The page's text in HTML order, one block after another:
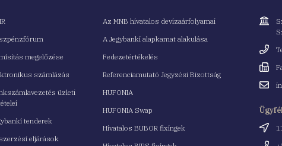
megelőzése
számlázás
üzleti
tenderek
eljárások
Az MNB hivatalos devizaárfolyamai
A Jegybanki alapkamat alakulása
Fedezetértékelés
Referenciamutató Jegyzési Bizottság
HUFONIA
HUFONIA Swap
Hivatalos BUBOR fixingek
Cím
Fax
Email
Cím